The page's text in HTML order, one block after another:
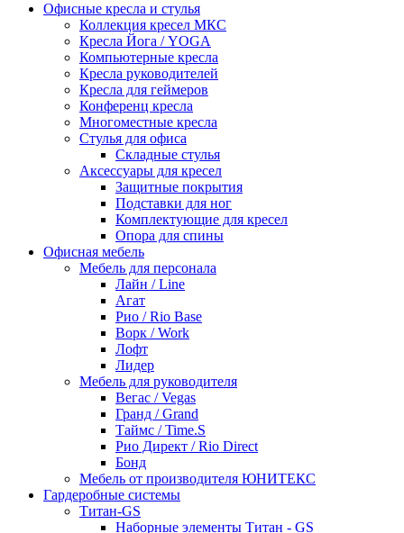
Офисные кресла и стулья
Коллекция кресел МКС
Кресла Йога / YOGA
Компьютерные кресла
Кресла руководителей
Кресла для геймеров
Конференц кресла
Многоместные кресла
Стулья для офиса
Складные стулья
Аксессуары для кресел
Защитные покрытия
Подставки для ног
Комплектующие для кресел
Опора для спины
Офисная мебель
Мебель для персонала
Лайн / Line
Агат
Рио / Rio Base
Ворк / Work
Лофт
Лидер
Мебель для руководителя
Вегас / Vegas
Гранд / Grand
Таймс / Time.S
Рио Директ / Rio Direct
Бонд
Мебель от производителя ЮНИТЕКС
Гардеробные системы
Титан-GS
Наборные элементы Титан - GS